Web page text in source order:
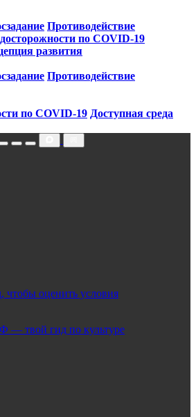
Противодействие
по COVID‑19
развития
Противодействие
по COVID‑19 Доступная среда